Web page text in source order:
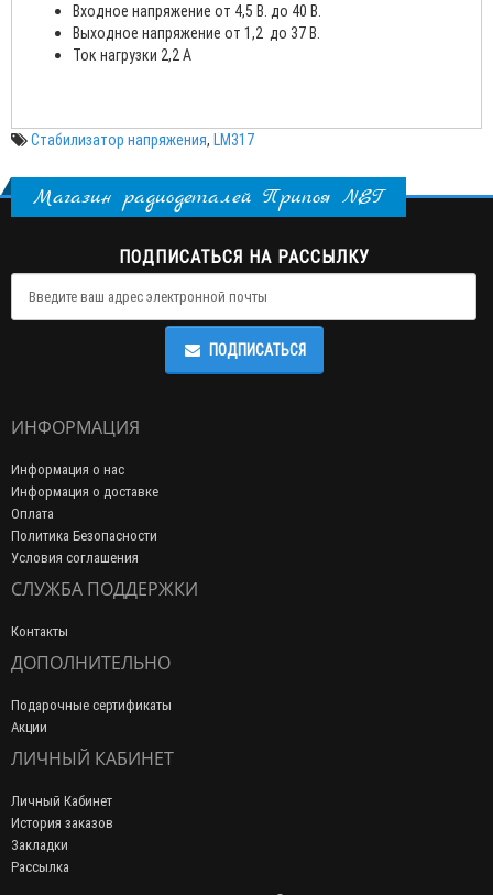
Входное напряжение от 4,5 В. до 40 В.
Выходное напряжение от 1,2 до 37 В.
Ток нагрузки 2,2 А
Стабилизатор напряжения, LM317
Магазин радиодеталей Припоя NET
ПОДПИСАТЬСЯ НА РАССЫЛКУ
ПОДПИСАТЬСЯ
ИНФОРМАЦИЯ
Информация о нас
Информация о доставке
Оплата
Политика Безопасности
Условия соглашения
СЛУЖБА ПОДДЕРЖКИ
Контакты
ДОПОЛНИТЕЛЬНО
Подарочные сертификаты
Акции
ЛИЧНЫЙ КАБИНЕТ
Личный Кабинет
История заказов
Закладки
Рассылка